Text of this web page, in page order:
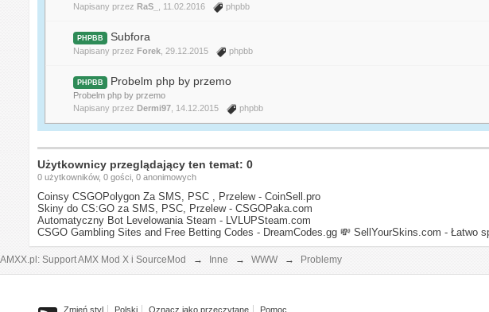
Napisany przez RaS_ , 11.02.2016 phpbb
PHPBB Subfora
Napisany przez Forek , 29.12.2015 phpbb
PHPBB Probelm php by przemo
Probelm php by przemo
Napisany przez Dermi97 , 14.12.2015 phpbb
Użytkownicy przeglądający ten temat: 0
0 użytkowników, 0 gości, 0 anonimowych
Coinsy CSGOPolygon Za SMS, PSC , Przelew - CoinSell.pro
Skiny do CS:GO za SMS, PSC, Przelew - CSGOPaka.com
Automatyczny Bot Levelowania Steam - LVLUPSteam.com
CSGO Gambling Sites and Free Betting Codes - DreamCodes.gg 💸 SellYourSkins.com - Łatwo
AMXX.pl: Support AMX Mod X i SourceMod → Inne → WWW → Problemy
Zmień styl Polski Oznacz jako przeczytane Pomoc